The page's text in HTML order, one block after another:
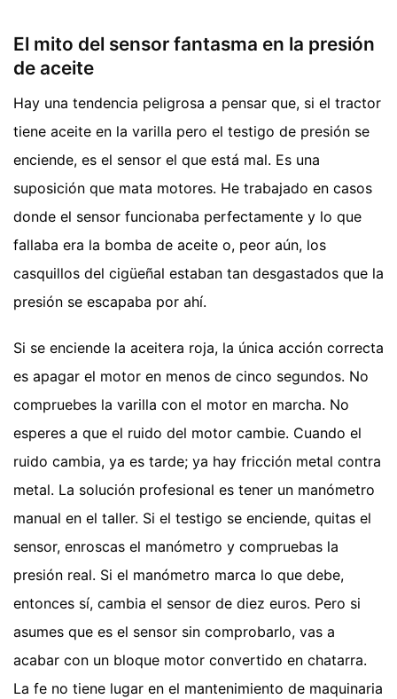
El mito del sensor fantasma en la presión
de aceite
Hay una tendencia peligrosa a pensar que, si el tractor
tiene aceite en la varilla pero el testigo de presión se
enciende, es el sensor el que está mal. Es una
suposición que mata motores. He trabajado en casos
donde el sensor funcionaba perfectamente y lo que
fallaba era la bomba de aceite o, peor aún, los
casquillos del cigüeñal estaban tan desgastados que la
presión se escapaba por ahí.
Si se enciende la aceitera roja, la única acción correcta
es apagar el motor en menos de cinco segundos. No
compruebes la varilla con el motor en marcha. No
esperes a que el ruido del motor cambie. Cuando el
ruido cambia, ya es tarde; ya hay fricción metal contra
metal. La solución profesional es tener un manómetro
manual en el taller. Si el testigo se enciende, quitas el
sensor, enroscas el manómetro y compruebas la
presión real. Si el manómetro marca lo que debe,
entonces sí, cambia el sensor de diez euros. Pero si
asumes que es el sensor sin comprobarlo, vas a
acabar con un bloque motor convertido en chatarra.
La fe no tiene lugar en el mantenimiento de maquinaria